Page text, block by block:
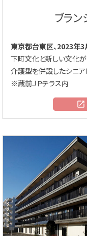
ブラ
東京都台東区、2023年
下町文化と新しい文化
介護型を併設したシニア
※蔵前ＪＰテラス内
open_in_new